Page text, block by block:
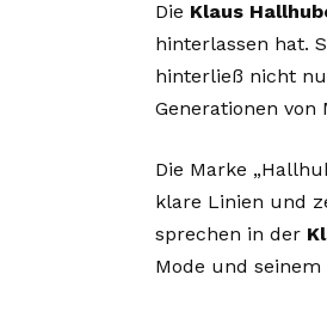
Die Klaus
hinterlassen hat.
hinterließ nicht
Generationen
Die Marke
klare Linien und
sprechen in der
Mode und